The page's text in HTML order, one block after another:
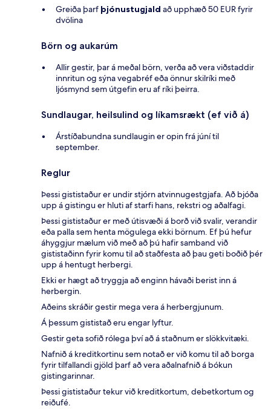
Greiða þarf þjónustugjald að upphæð 50 EUR fyrir
dvölina
Börn og aukarúm
Allir gestir, þar á meðal börn, verða að vera viðstaddir
innritun og sýna vegabréf eða önnur skilríki með
ljósmynd sem útgefin eru af ríki þeirra.
Sundlaugar, heilsulind og líkamsrækt (ef við á)
Árstíðabundna sundlaugin er opin frá júní til
september.
Reglur
Þessi gististaður er undir stjórn atvinnugestgjafa. Að bjóða
upp á gistingu er hluti af starfi hans, rekstri og aðalfagi.
Þessi gististaður er með útisvæði á borð við svalir, verandir
eða palla sem henta mögulega ekki börnum. Ef þú hefur
áhyggjur mælum við með að þú hafir samband við
gististaðinn fyrir komu til að staðfesta að þau geti boðið þér
upp á hentugt herbergi.
Ekki er hægt að tryggja að enginn hávaði berist inn á
herbergin.
Aðeins skráðir gestir mega vera á herbergjunum.
Á þessum gististað eru engar lyftur.
Gestir geta sofið rólega því að á staðnum er slökkvitæki.
Nafnið á kreditkortinu sem notað er við komu til að borga
fyrir tilfallandi gjöld þarf að vera aðalnafnið á bókun
gistingarinnar.
Þessi gististaður tekur við kreditkortum, debetkortum og
reiðufé.